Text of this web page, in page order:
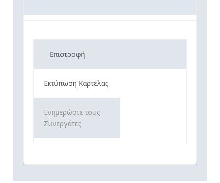
Επιστροφή
Εκτύπωση Καρτέλας
Ενημερώστε τους
Συνεργάτες